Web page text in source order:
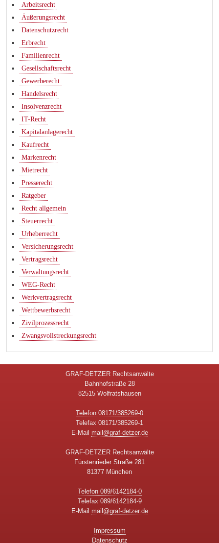
Arbeitsrecht
Äußerungsrecht
Datenschutzrecht
Erbrecht
Familienrecht
Gesellschaftsrecht
Gewerberecht
Handelsrecht
Insolvenzrecht
IT-Recht
Kapitalanlagerecht
Kaufrecht
Markenrecht
Mietrecht
Presserecht
Ratgeber
Recht allgemein
Steuerrecht
Urheberrecht
Versicherungsrecht
Vertragsrecht
Verwaltungsrecht
WEG-Recht
Werkvertragsrecht
Wettbewerbsrecht
Zivilprozessrecht
Zwangsvollstreckungsrecht
GRAF-DETZER Rechtsanwälte
Bahnhofstraße 28
82515 Wolfratshausen
Telefon 08171/385269-0
Telefax 08171/385269-1
E-Mail mail@graf-detzer.de
GRAF-DETZER Rechtsanwälte
Fürstenrieder Straße 281
81377 München
Telefon 089/6142184-0
Telefax 089/6142184-9
E-Mail mail@graf-detzer.de
Impressum
Datenschutz